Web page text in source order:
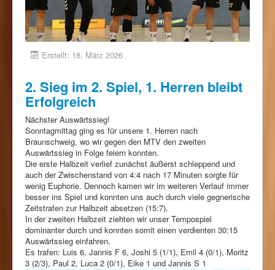
Erstellt: 18. März 2026
2. Sieg im 2. Spiel, 1. Herren bleibt
Erfolgreich
Nächster Auswärtssieg!
Sonntagmittag ging es für unsere 1. Herren nach
Braunschweig, wo wir gegen den MTV den zweiten
Auswärtssieg in Folge feiern konnten.
Die erste Halbzeit verlief zunächst äußerst schleppend und
auch der Zwischenstand von 4:4 nach 17 Minuten sorgte für
wenig Euphorie. Dennoch kamen wir im weiteren Verlauf immer
besser ins Spiel und konnten uns auch durch viele gegnerische
Zeitstrafen zur Halbzeit absetzen (15:7).
In der zweiten Halbzeit ziehten wir unser Tempospiel
dominanter durch und konnten somit einen verdienten 30:15
Auswärtssieg einfahren.
Es trafen: Luis 6, Jannis F 6, Joshi 5 (1/1), Emil 4 (0/1), Moritz
3 (2/3), Paul 2, Luca 2 (0/1), Eike 1 und Jannis S 1